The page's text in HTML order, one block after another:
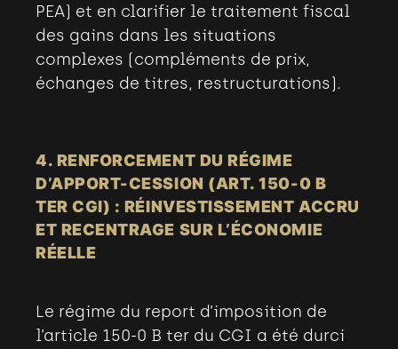
PEA) et en clarifier le traitement fiscal
des gains dans les situations
complexes (compléments de prix,
échanges de titres, restructurations).
4. RENFORCEMENT DU RÉGIME
D’APPORT-CESSION (ART. 150-0 B
TER CGI) : RÉINVESTISSEMENT ACCRU
ET RECENTRAGE SUR L’ÉCONOMIE
RÉELLE
Le régime du report d’imposition de
l’article 150-0 B ter du CGI a été durci